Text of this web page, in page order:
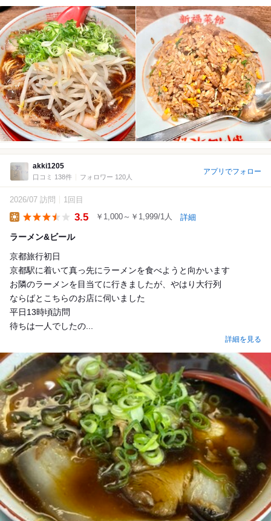
akki1205
口コミ 138件 フォロワー 120人
アプリでフォロー
2026/07 訪問 1回目
3.5 ￥1,000～￥1,999/1人 詳細
ラーメン&ビール
京都旅行初日
京都駅に着いて真っ先にラーメンを食べようと向かいます
お隣のラーメンを目当てに行きましたが、やはり大行列
ならばとこちらのお店に伺いました
平日13時頃訪問
待ちは一人でしたの...
詳細を見る